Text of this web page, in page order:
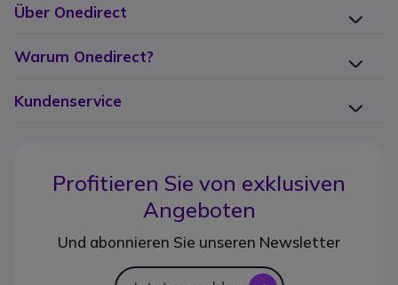
Über Onedirect
Warum Onedirect?
Kundenservice
Profitieren Sie von exklusiven
Angeboten
Und abonnieren Sie unseren Newsletter